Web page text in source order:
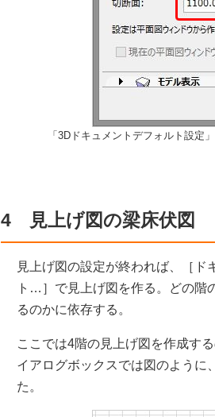
「3Dドキュメントデフォルト設定
4 見上げ図の梁床伏図
見上げ図の設定が終われば、［
ト…］で見上げ図を作る。どの階
るのかに依存する。
ここでは4階の見上げ図を作成す
イアログボックスでは図のように
た。